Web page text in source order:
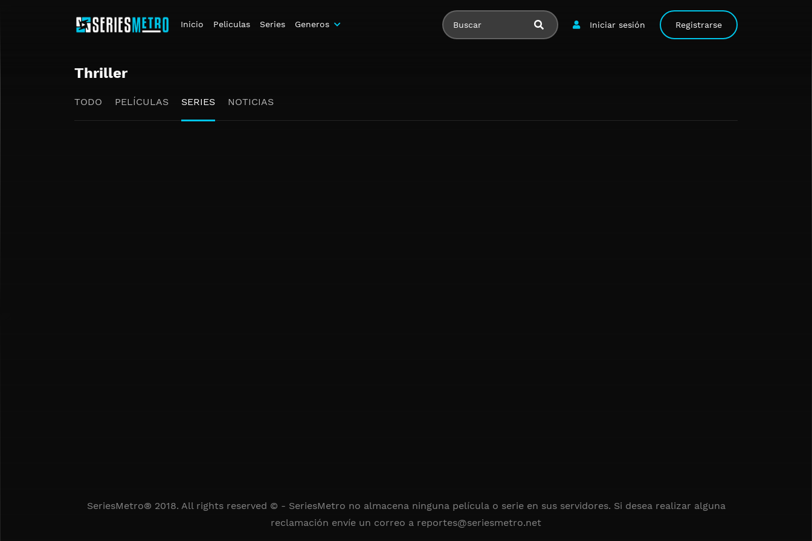
Iniciar sesión Registrarse
Inicio Peliculas Series Generos
Thriller
TODO PELÍCULAS SERIES NOTICIAS
SeriesMetro® 2018. All rights reserved © - SeriesMetro no almacena ninguna película o serie en sus servidores. Si desea realizar alguna
reclamación envíe un correo a reportes@seriesmetro.net